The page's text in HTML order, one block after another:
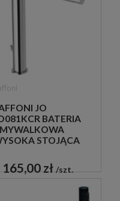
JO
BATERIA
STOJĄCA
165,00 zł szt.